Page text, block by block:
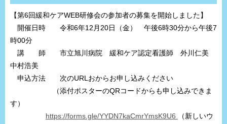
【第6回緩和ケアWEB研修会の参加者の募集を開始しました】
開催日時 令和6年12月20日（金） 午後6時30分から午後7
時00分
講 師 市立旭川病院 緩和ケア認定看護師 外川仁美
中村浩美
申込方法 次のURLおからお申し込みください
（添付ポスターのQRコードからも申し込みできま
す）
https://forms.gle/YYDN7kaCmrYmsK9U6
（新しいウ